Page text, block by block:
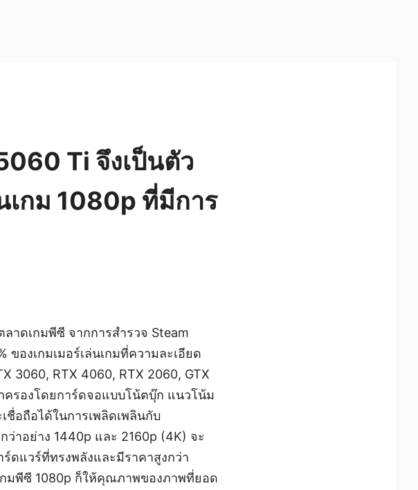
Ti จึงเป็นตัว
เกม 1080p ที่มีการ
ลาดเกมพีซี จากการสำรวจ Steam
องเกมเมอร์เล่นเกมที่ความละเอียด
3060, RTX 4060, RTX 2060, GTX
ครองโดยการ์ดจอแบบโน้ตบุ๊ก แนวโน้ม
ชื่อถือได้ในการเพลิดเพลินกับ
าอย่าง 1440p และ 2160p (4K) จะ
ดแวร์ที่ทรงพลังและมีราคาสูงกว่า
กมพีซี 1080p ก็ให้คุณภาพของภาพที่ยอด